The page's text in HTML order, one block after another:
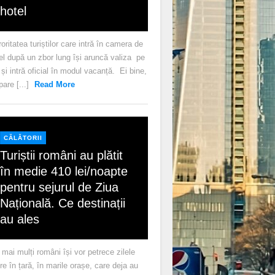
hotel
turiștilor care intră în camera de
după un zbor lung își aruncă valiza pe
și intră oficial în modul vacanță. Ei bine,
[...]
Read More
CĂLĂTORII
Turiștii români au plătit
în medie 410 lei/noapte
pentru sejurul de Ziua
Națională. Ce destinații
au ales
mai mulți români își vor petrece zilele
în țară, în marile orașe, care deja au